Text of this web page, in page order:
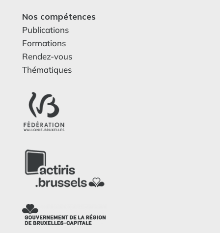
Nos compétences
Publications
Formations
Rendez-vous
Thématiques